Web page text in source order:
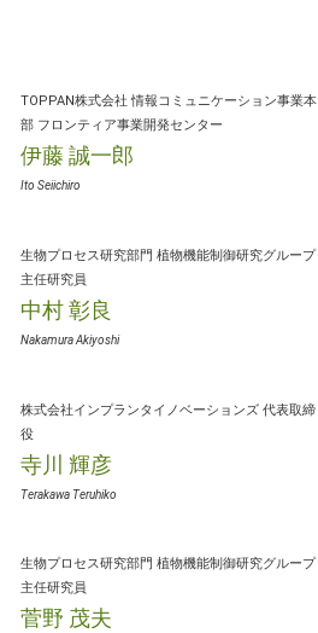
TOPPAN株式会社 情報コミュニケーション事業本
部 フロンティア事業開発センター
伊藤 誠一郎
Ito Seiichiro
生物プロセス研究部門 植物機能制御研究グループ
主任研究員
中村 彰良
Nakamura Akiyoshi
株式会社インプランタイノベーションズ 代表取締
役
寺川 輝彦
Terakawa Teruhiko
生物プロセス研究部門 植物機能制御研究グループ
主任研究員
菅野 茂夫